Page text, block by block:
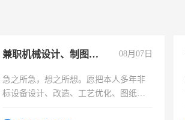
兼职机械设计、制图、设备改造 08月07日
急之所急，想之所想。愿把本人多年非
标设备设计、改造、工艺优化、图纸制